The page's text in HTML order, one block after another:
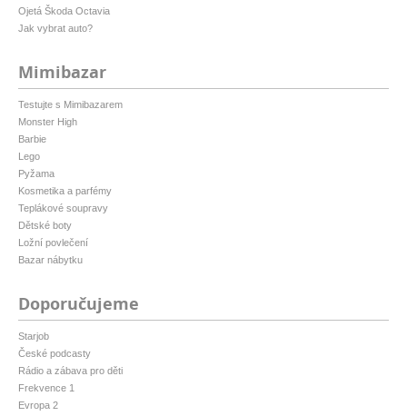
Ojetá Škoda Octavia
Jak vybrat auto?
Mimibazar
Testujte s Mimibazarem
Monster High
Barbie
Lego
Pyžama
Kosmetika a parfémy
Teplákové soupravy
Dětské boty
Ložní povlečení
Bazar nábytku
Doporučujeme
Starjob
České podcasty
Rádio a zábava pro děti
Frekvence 1
Evropa 2